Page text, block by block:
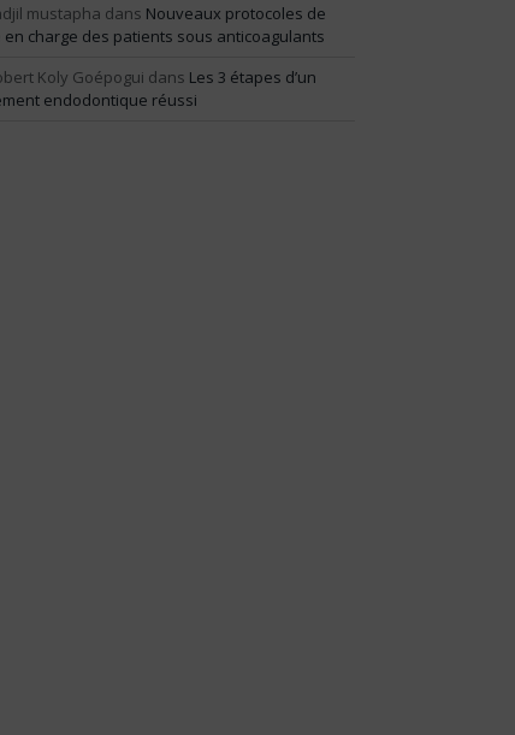
mustapha dans Nouveaux protocoles de
en charge des patients sous anticoagulants
Koly Goépogui dans Les 3 étapes d’un
endodontique réussi